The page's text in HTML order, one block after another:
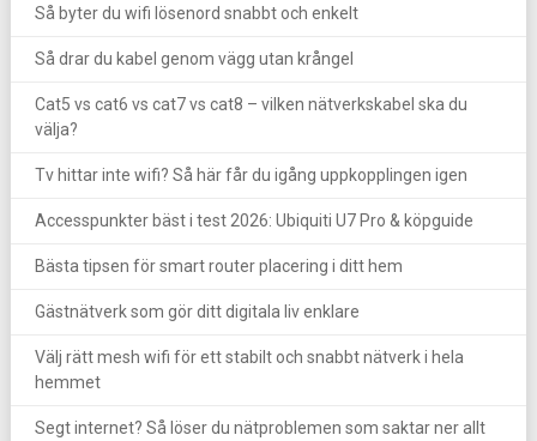
Så byter du wifi lösenord snabbt och enkelt
Så drar du kabel genom vägg utan krångel
Cat5 vs cat6 vs cat7 vs cat8 – vilken nätverkskabel ska du
välja?
Tv hittar inte wifi? Så här får du igång uppkopplingen igen
Accesspunkter bäst i test 2026: Ubiquiti U7 Pro & köpguide
Bästa tipsen för smart router placering i ditt hem
Gästnätverk som gör ditt digitala liv enklare
Välj rätt mesh wifi för ett stabilt och snabbt nätverk i hela
hemmet
Segt internet? Så löser du nätproblemen som saktar ner allt